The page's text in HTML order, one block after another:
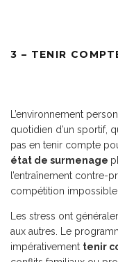
3 – TENIR
L’environnement
quotidien d’un sportif,
pas en tenir compte
état de surmenage
l’entraînement contre-
compétition impossible.
Les stress ont
aux autres. Le
impérativement tenir